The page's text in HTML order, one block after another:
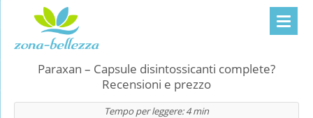
Paraxan – Capsule disintossicanti complete?
Recensioni e prezzo
Tempo per leggere:4 min